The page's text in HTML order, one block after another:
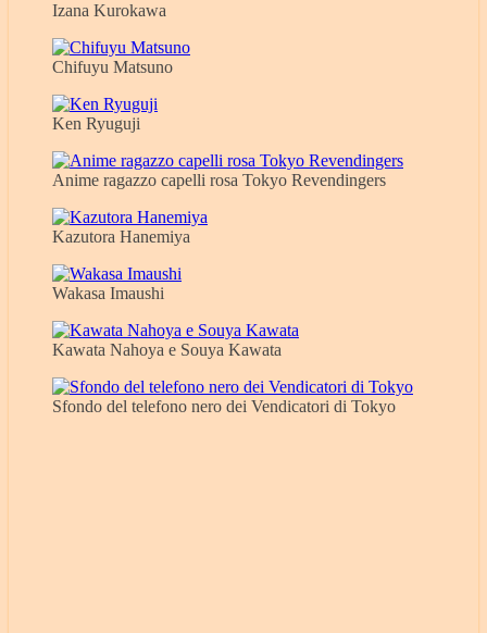
Izana Kurokawa
Chifuyu Matsuno
Ken Ryuguji
Anime ragazzo capelli rosa Tokyo Revendingers
Kazutora Hanemiya
Wakasa Imaushi
Kawata Nahoya e Souya Kawata
Sfondo del telefono nero dei Vendicatori di Tokyo